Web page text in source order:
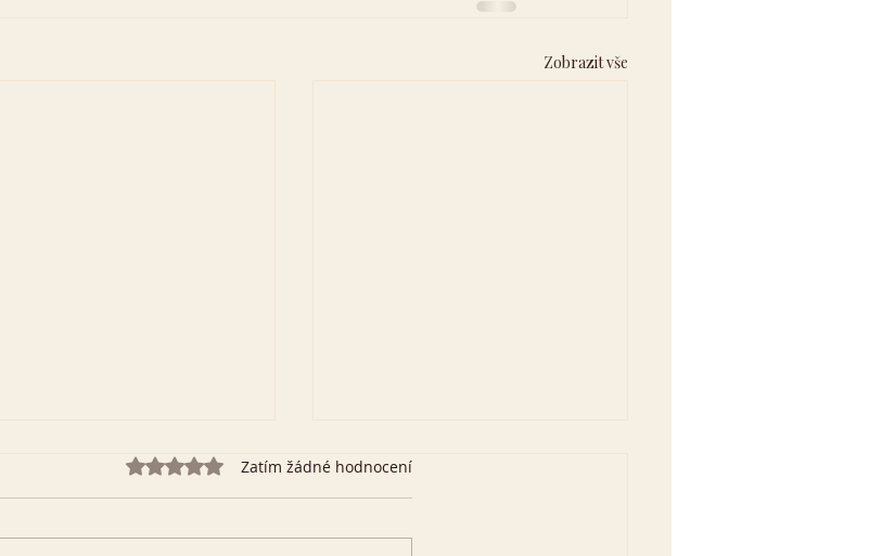
Zobrazit vše
Hodnoceno 0 z 5 hvězdiček.
Zatím žádné hodnocení